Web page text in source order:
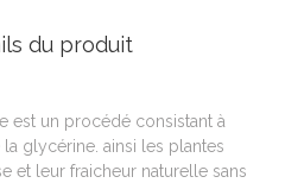
du produit
est un procédé consistant à
glycérine. ainsi les plantes
et leur fraicheur naturelle sans